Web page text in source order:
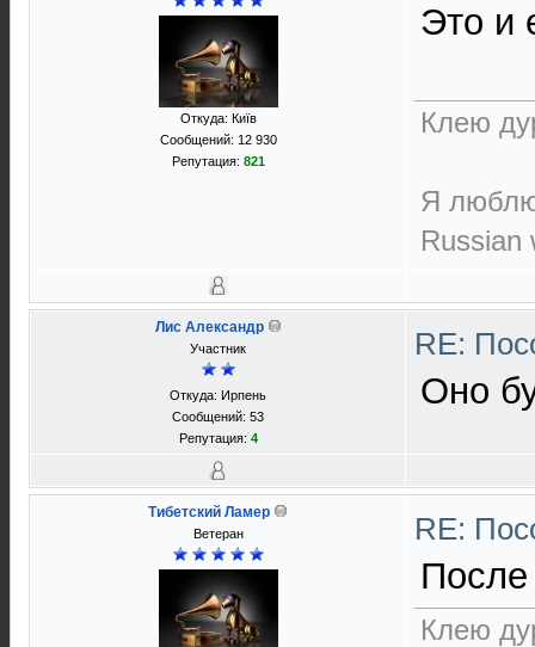
Откуда: Київ
Сообщений: 12 930
Репутация: 821
Это и
Клею
Я люблю
Russian
Лис Александр
Участник
Откуда: Ирпень
Сообщений: 53
Репутация: 4
RE:
Оно
Тибетский Ламер
Ветеран RE:
После
Клею